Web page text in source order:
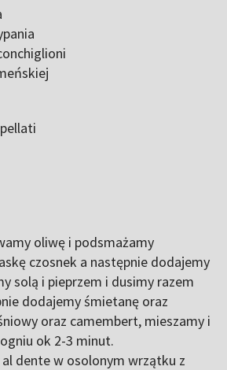
oliwę i podsmażamy
czosnek a następnie dodajemy
solą i pieprzem i dusimy razem
dodajemy śmietanę oraz
oraz camembert, mieszamy i
ok 2-3 minut.
dente w osolonym wrzątku z